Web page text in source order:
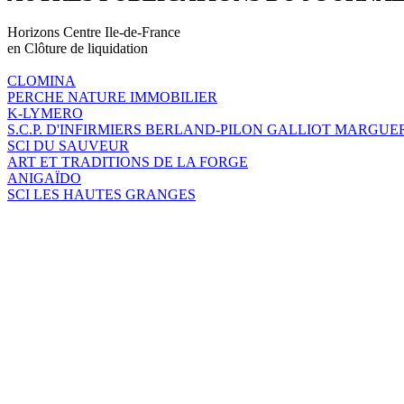
Horizons Centre Ile-de-France
en Clôture de liquidation
CLOMINA
PERCHE NATURE IMMOBILIER
K-LYMERO
S.C.P. D'INFIRMIERS BERLAND-PILON GALLIOT
SCI DU SAUVEUR
ART ET TRADITIONS DE LA FORGE
ANIGAÏDO
SCI LES HAUTES GRANGES